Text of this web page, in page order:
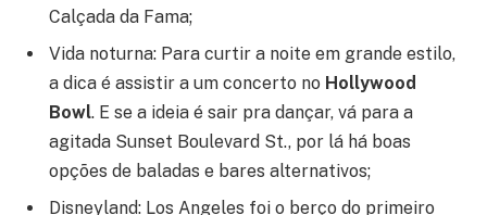
Calçada da Fama;
Vida noturna: Para curtir a noite em grande estilo,
a dica é assistir a um concerto no Hollywood
Bowl. E se a ideia é sair pra dançar, vá para a
agitada Sunset Boulevard St., por lá há boas
opções de baladas e bares alternativos;
Disneyland: Los Angeles foi o berço do primeiro